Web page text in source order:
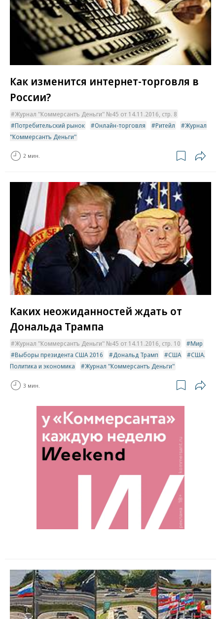
Как изменится интернет-торговля в
России?
Журнал "Коммерсантъ Деньги" №45 от 14.11.2016, стр. 8
Потребительский рынок
Онлайн-торговля Ритейл
Журнал
"Коммерсантъ Деньги"
2 мин.
Каких неожиданностей ждать от
Дональда Трампа
Журнал "Коммерсантъ Деньги" №45 от 14.11.2016, стр. 10
Мир
Выборы президента США 2016
Дональд Трамп США
США.
Политика и экономика
Журнал "Коммерсантъ Деньги"
3 мин.